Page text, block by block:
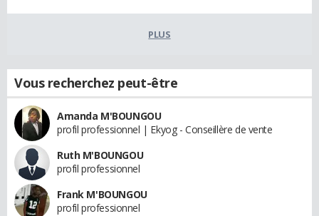
PLUS
Vous recherchez peut-être
Amanda M'BOUNGOU
profil professionnel | Ekyog - Conseillère de vente
Ruth M'BOUNGOU
profil professionnel
Frank M'BOUNGOU
profil professionnel